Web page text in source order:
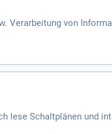
Verarbeitung von
lese Schaltplänen und
Verantwortung